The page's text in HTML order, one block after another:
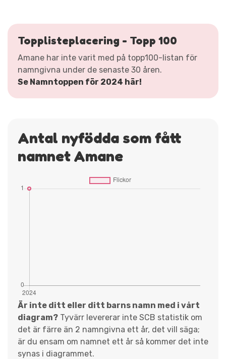
Topplisteplacering - Topp 100
Amane har inte varit med på topp100-listan för
namngivna under de senaste 30 åren.
Se Namntoppen för 2024 här!
Antal nyfödda som fått
namnet Amane
Är inte ditt eller ditt barns namn med i vårt
diagram? Tyvärr levererar inte SCB statistik om
det är färre än 2 namngivna ett år, det vill säga;
är du ensam om namnet ett år så kommer det inte
synas i diagrammet.